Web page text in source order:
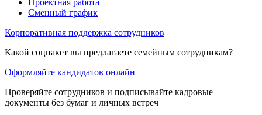
Сменный график
Корпоративная поддержка сотрудников
Какой соцпакет вы предлагаете семейным сотрудникам?
Оформляйте кандидатов онлайн
Проверяйте сотрудников и подписывайте кадровые
документы без бумаг и личных встреч